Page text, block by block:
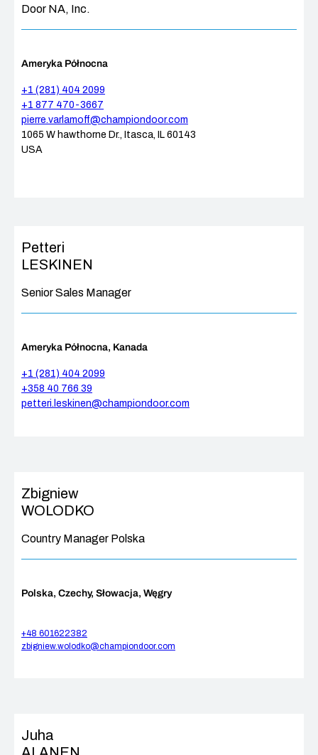
Door NA, Inc.
Ameryka Północna
+1 (281) 404 2099
+1 877 470-3667
pierre.varlamoff@championdoor.com
1065 W hawthorne Dr., Itasca, IL 60143
USA
Petteri
LESKINEN
Senior Sales Manager
Ameryka Północna, Kanada
+1 (281) 404 2099
+358 40 766 39
petteri.leskinen@championdoor.com
Zbigniew
WOLODKO
Country Manager Polska
Polska, Czechy, Słowacja, Węgry
+48 601622382
zbigniew.wolodko@championdoor.com
Juha